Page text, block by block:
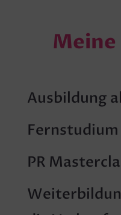
Ausbildung
PR